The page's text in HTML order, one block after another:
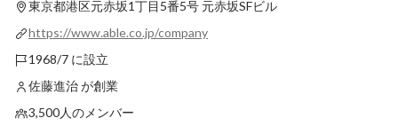
最新順で表示
店営業職
東京都港区元赤坂1丁目5番5号 元赤坂SFビル
https://www.able.co.jp/company
1968/7 に設立
佐藤進治 が創業
3,500人のメンバー